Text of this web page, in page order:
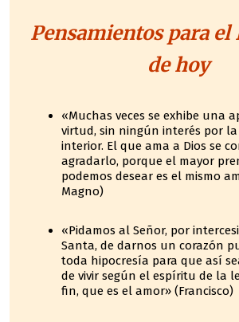
Pensamientos para el
de hoy
«Muchas veces se exhibe una
virtud, sin ningún interés por
interior. El que ama a Dios se
agradarlo, porque el mayor
podemos desear es el mismo
Magno)
«Pidamos al Señor, por
Santa, de darnos un corazón
toda hipocresía para que así
de vivir según el espíritu de la
fin, que es el amor» (Francisco)